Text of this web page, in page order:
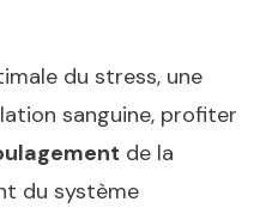
du stress, une
sanguine, profiter
de la
du système